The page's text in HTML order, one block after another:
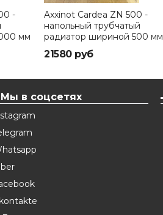
-
мм
Axxinot Cardea ZN 500 -
напольный трубчатый
радиатор шириной 500 мм
21580 руб
Мы в соцсетях